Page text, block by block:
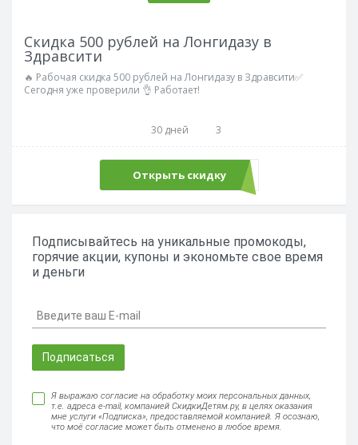
Скидка 500 рублей на Лонгидазу в
Здравсити
🔥 Рабочая скидка 500 рублей на Лонгидазу в Здравсити✅
Сегодня уже проверили 👌 Работает!
30 дней 3
Открыть скидку
Подписывайтесь на уникальные промокоды,
горячие акции, купоны и экономьте свое время
и деньги
Подписаться
Я выражаю согласие на обработку моих персональных данных,
т.е. адреса e-mail, компанией СкидкиДетям.ру, в целях оказания
мне услуги «Подписка», предоставляемой компанией. Я осознаю,
что моё согласие может быть отменено в любое время.